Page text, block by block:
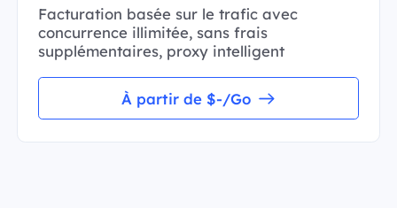
Facturation basée sur le trafic avec
concurrence illimitée, sans frais
supplémentaires, proxy intelligent
À partir de $-/Go